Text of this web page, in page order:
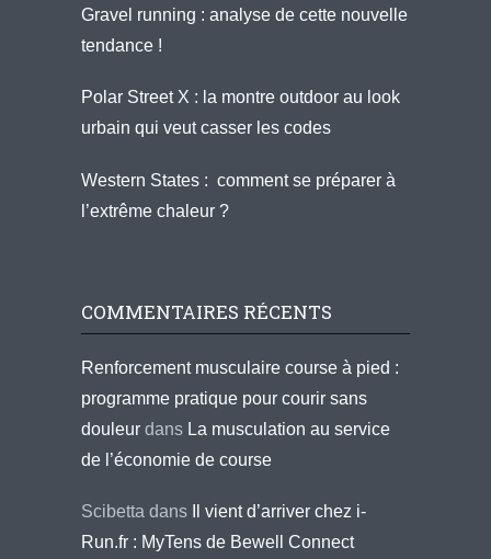
Gravel running : analyse de cette nouvelle
tendance !
Polar Street X : la montre outdoor au look
urbain qui veut casser les codes
Western States : comment se préparer à
l’extrême chaleur ?
COMMENTAIRES RÉCENTS
Renforcement musculaire course à pied :
programme pratique pour courir sans
douleur dans La musculation au service
de l’économie de course
Scibetta dans
Il vient d’arriver chez i-
Run.fr : MyTens de Bewell Connect